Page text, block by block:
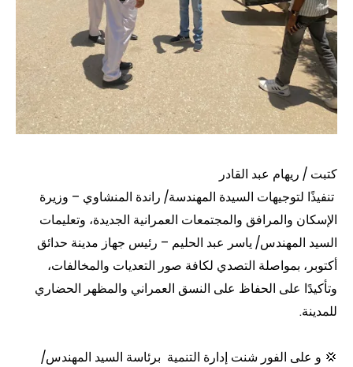
كتبت / ريهام عبد القادر
تنفيذًا لتوجيهات السيدة المهندسة/ راندة المنشاوي – وزيرة
الإسكان والمرافق والمجتمعات العمرانية الجديدة، وتعليمات
السيد المهندس/ ياسر عبد الحليم – رئيس جهاز مدينة حدائق
أكتوبر، بمواصلة التصدي لكافة صور التعديات والمخالفات،
وتأكيدًا على الحفاظ على النسق العمراني والمظهر الحضاري
للمدينة.
💢 و على الفور شنت إدارة التنمية برئاسة السيد المهندس/